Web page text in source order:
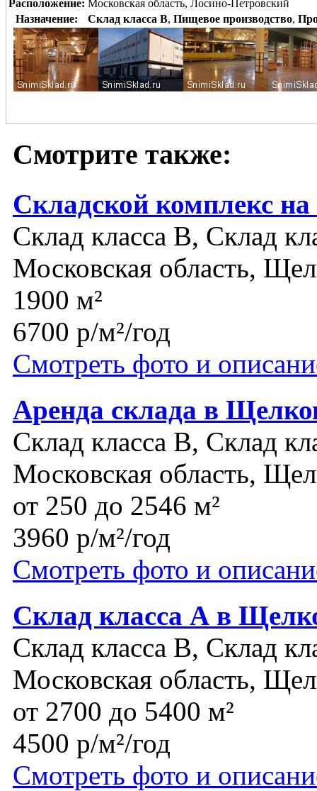
Расположение: Московская область, Лосино-Петровский
Назначение:
Склад класса B, Пищевое производство,
Смотрите также:
Складской комплекс
Склад класса B, Склад
Московская область,
1900 м²
6700 р/м²/год
Смотреть фото и
Аренда склада в
Склад класса B, Склад
Московская область,
от 250 до 2546 м²
3960 р/м²/год
Смотреть фото и
Склад класса А в
Склад класса B, Склад
Московская область,
от 2700 до 5400 м²
4500 р/м²/год
Смотреть фото и